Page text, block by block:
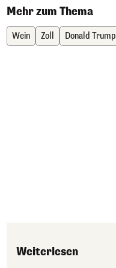
Mehr zum Thema
Wein Zoll Donald Trump
Weiterlesen